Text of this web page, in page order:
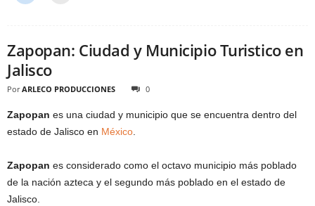
Zapopan: Ciudad y Municipio Turistico en
Jalisco
Por ARLECO PRODUCCIONES 0
Zapopan es una ciudad y municipio que se encuentra dentro del
estado de Jalisco en México
Zapopan es considerado como el octavo municipio más poblado
de la nación azteca y el segundo más poblado en el estado de
Jalisco.